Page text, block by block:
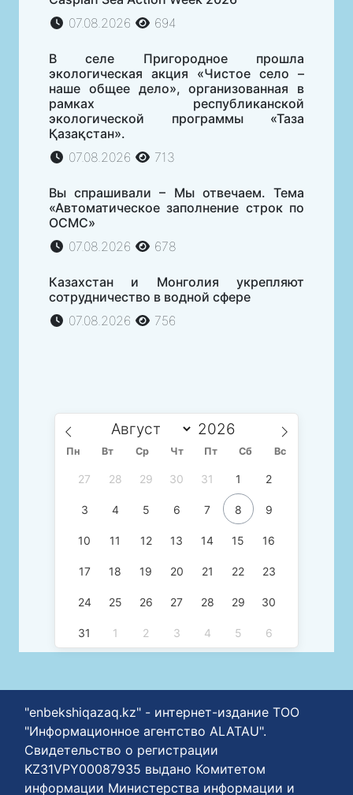
07.08.2026
694
В селе Пригородное прошла
экологическая акция «Чистое село –
наше общее дело», организованная в
рамках республиканской
экологической программы «Таза
Қазақстан».
07.08.2026
713
Вы спрашивали – Мы отвечаем. Тема
«Автоматическое заполнение строк по
ОСМС»
07.08.2026
678
Казахстан и Монголия укрепляют
сотрудничество в водной сфере
07.08.2026
756
Пн Вт Ср Чт Пт Сб Вс
27 28 29 30 31 1 2
3 4 5 6 7 8 9
10 11 12 13 14 15 16
17 18 19 20 21 22 23
24 25 26 27 28 29 30
31 1 2 3 4 5 6
"enbekshiqazaq.kz" - интернет-издание ТОО
"Информационное агентство ALATAU".
Свидетельство о регистрации
KZ31VPY00087935 выдано Комитетом
информации Министерства информации и